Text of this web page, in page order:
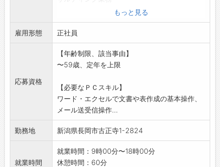
・菓子・物販・飲食店等のマネージメント
事業の経営マネジメント業務
*訪問エリアは主に長岡市内となります。
※変更範囲:事業所の定める業務
もっと見る
雇用形態 正社員
応募資格
【年齢制限、該当事由】
〜59歳、定年を上限
【必要なＰＣスキル】
ワード・エクセルで文書や表作成の基本操作、
メール送受信操作...
勤務地 新潟県長岡市古正寺1-2824
就業時間
就業時間：9時00分〜18時00分
休憩時間：60分